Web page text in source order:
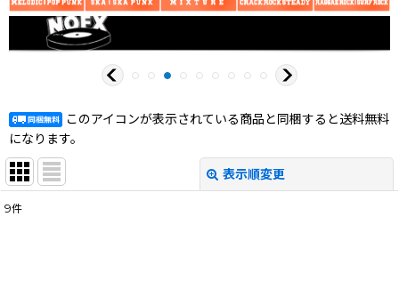
このアイコンが表示されている商品と同梱すると送料無料
になります。
表示順変更
9件